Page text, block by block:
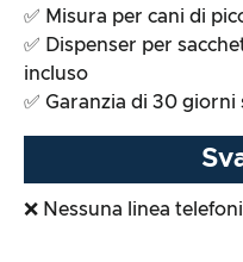
✅ Misura per cani di
✅ Dispenser per
incluso
✅ Garanzia di 30
❌ Nessuna linea